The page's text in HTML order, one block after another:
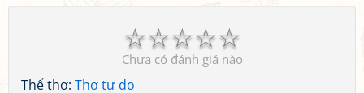
☆
☆
☆
☆
☆
Chưa có đánh giá nào
Thể thơ: Thơ tự do